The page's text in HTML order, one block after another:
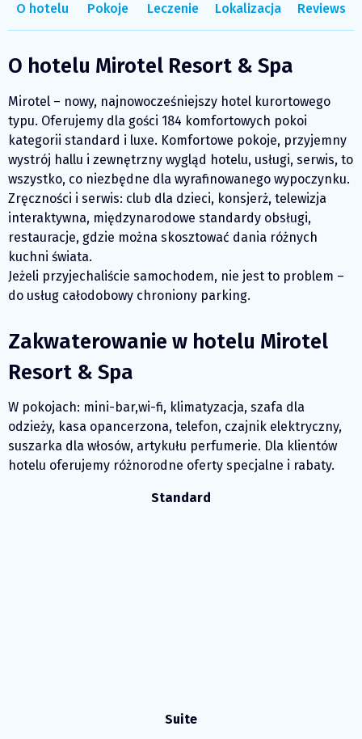
O hotelu Pokoje Leczenie Lokalizacja Reviews
O hotelu Mirotel Resort & Spa
Mirotel – nowy, najnowocześniejszy hotel kurortowego
typu. Oferujemy dla gości 184 komfortowych pokoi
kategorii standard і luxe. Komfortowe pokoje, przyjemny
wystrój hallu i zewnętrzny wygląd hotelu, usługi, serwis, to
wszystko, co niezbędne dla wyrafinowanego wypoczynku.
Zręczności i serwis: club dla dzieci, konsjerż, telewizja
interaktywna, międzynarodowe standardy obsługi,
restauracje, gdzie można skosztować dania różnych
kuchni świata.
Jeżeli przyjechaliście samochodem, nie jest to problem –
do usług całodobowy chroniony parking.
Zakwaterowanie w hotelu Mirotel
Resort & Spa
W pokojach: mini-bar,wi-fi, klimatyzacja, szafa dla
odzieży, kasa opancerzona, telefon, czajnik elektryczny,
suszarka dla włosów, artykułu perfumerie. Dla klientów
hotelu oferujemy różnorodne oferty specjalne i rabaty.
Standard
Suite